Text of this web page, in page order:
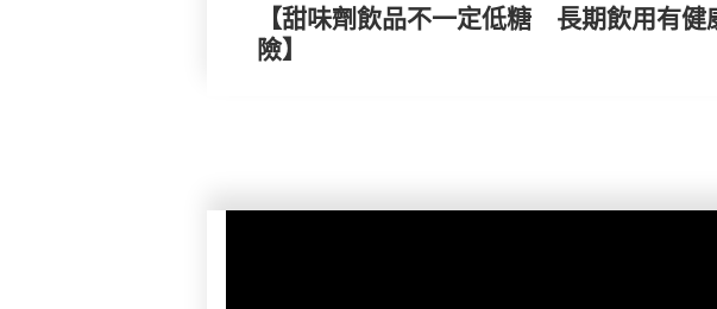
【甜味劑飲品不一定低糖 長期飲用有健
險】